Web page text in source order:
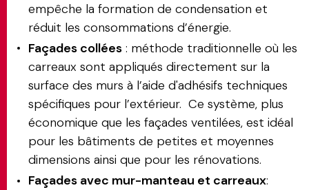
empêche la formation de condensation et
réduit les consommations d’énergie.
Façades collées : méthode traditionnelle où les
carreaux sont appliqués directement sur la
surface des murs à l’aide d'adhésifs techniques
spécifiques pour l’extérieur. Ce système, plus
économique que les façades ventilées, est idéal
pour les bâtiments de petites et moyennes
dimensions ainsi que pour les rénovations.
Façades avec mur-manteau et carreaux: